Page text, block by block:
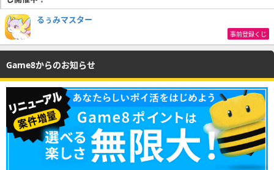
るぅみマスター
事前登録くじ
Game8からのお知らせ